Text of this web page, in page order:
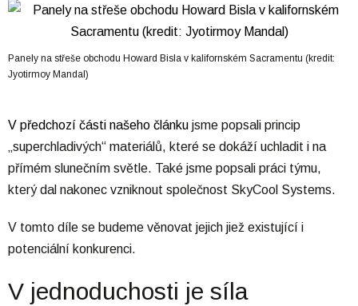
Panely na střeše obchodu Howard Bisla v kalifornském Sacramentu (kredit:
Jyotirmoy Mandal)
V předchozí části našeho článku jsme popsali princip
„superchladivých“ materiálů, které se dokáží uchladit i na
přímém slunečním světle. Také jsme popsali práci týmu,
který dal nakonec vzniknout společnost SkyCool Systems.
V tomto díle se budeme věnovat jejich jiež existující i
potenciální konkurenci.
V jednoduchosti je síla